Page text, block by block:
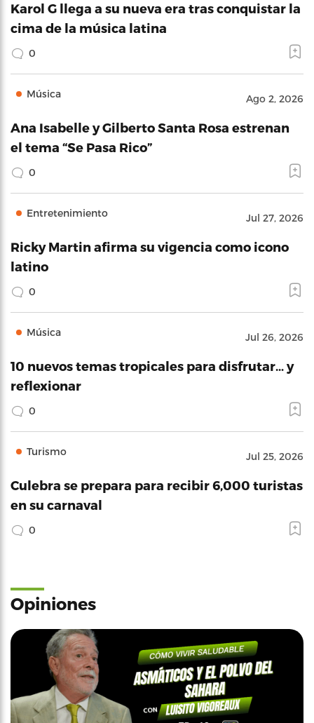
Karol G llega a su nueva era tras conquistar la
cima de la música latina
0
Música Ago 2, 2026
Ana Isabelle y Gilberto Santa Rosa estrenan
el tema “Se Pasa Rico”
0
Entretenimiento Jul 27, 2026
Ricky Martin afirma su vigencia como icono
latino
0
Música Jul 26, 2026
10 nuevos temas tropicales para disfrutar… y
reflexionar
0
Turismo Jul 25, 2026
Culebra se prepara para recibir 6,000 turistas
en su carnaval
0
Opiniones